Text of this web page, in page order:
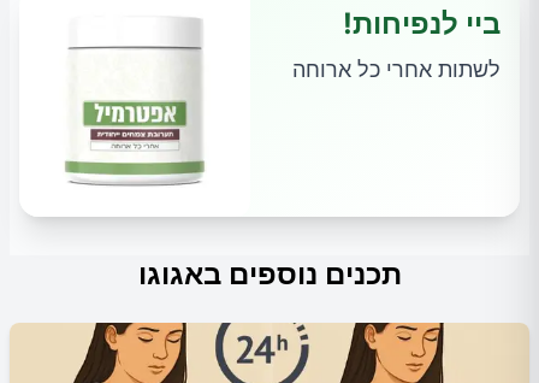
ביי לנפיחות!
לשתות אחרי כל ארוחה
תכנים נוספים באגוגו